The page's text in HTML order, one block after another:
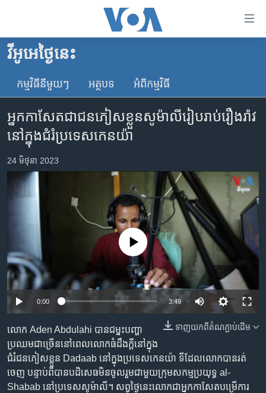
គេហទំព័រ​
ទាក់ទង
និង​
ចូល​
ទៅ​​
ទំព័រ​
ព័ត៌មាន​​
រំលង​
ទំព័រ​
រចនា
សម្ព័ន្ធ​
រំលង​
ចូល​
ទៅ​
កាន់​
ទំព័រ​
ស្វែង​
កម្ពុជា
អន្តរជាតិ
ចិន
ហេឡូវីអូអេ
កម្ពុជាច្នៃប្រតិដ្ឋ
ព្រឹត្តិការណ៍ព័ត៌មាន
ទូរទស្សន៍ / វីដេអូ​
វិទ្យុ / ផតខាសថ៍
កម្មវិធីទាំងអស់
Khmer English
ភាសា
វីអូអេថ្ងៃនេះ
កម្មវិធី​នីមួយៗ អត្ថបទ​ អំពី​កម្មវិធី​
អ្នក​កាសែត​ជា​ជន​ភៀសខ្លួន​សូម៉ាលី​រៀបរាប់​រឿងរ៉ាវ​
នៅ​ក្នុង​ជំរំ​ប្រទេស​កេនយ៉ា
24 មិថុនា 2023
No media source currently available
0:00 3:49
ទាញ​យក​ពី​តំណភ្ជាប់​ដើម
លោក ​Aden Abdulahi ​បាន​ជម្នះ​បញ្ហា​
ប្រឈម​ជា​ច្រើន​នៅ​ពេល​លោក​ធំ​ដឹង​ក្ដី​នៅ​ក្នុង​
ជំរំ​ជន​ភៀសខ្លួន​ Dadaab ​នៅ​ក្នុង​ប្រទេស​កេនយ៉ា ​ទី​ដែល​លោក​បាន​រត់​
ចេញ​ ​បន្ទាប់​ពី​បាន​បដិសេធ​មិន​ចូល​រួម​ជាមួយ​ក្រុម​សកម្ម​ប្រយុទ្ធ​ al-
Shabab ​នៅ​ប្រទេស​សូម៉ាលី។ ​សព្វថ្ងៃ​នេះ​លោក​ជា​អ្នក​កាសែត​បម្រើ​ការ​